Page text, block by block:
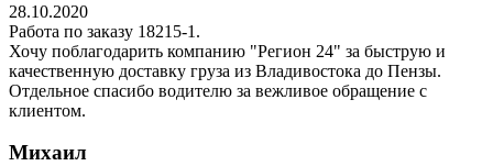
28.10.2020
Работа по заказу 18215-1.
Хочу поблагодарить компанию "Регион 24" за быструю и
качественную доставку груза из Владивостока до Пензы.
Отдельное спасибо водителю за вежливое обращение с
клиентом.
Михаил